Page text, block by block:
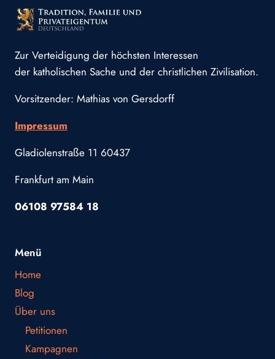
VATIKANS
VERHALTEN?
Zur Verteidigung der höchsten Interessen
der katholischen Sache und der christlichen Zivilisation.
Vorsitzender: Mathias von Gersdorff
Impressum
Gladiolenstraße 11 60437
Frankfurt am Main
06108 97584 18
Menü
Home
Blog
Über uns
Petitionen
Kampagnen